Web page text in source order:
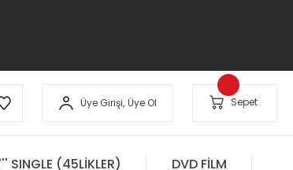
Üye Girişi, Üye Ol Sepet
SINGLE (45LİKLER) DVD FİLM